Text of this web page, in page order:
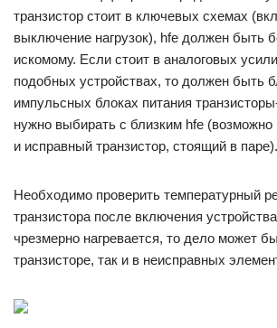
транзистор стоит в ключевых схемах
выключение нагрузок), hfe должен быть
искомому. Если стоит в аналоговых
подобных устройствах, то должен быть
импульсных блоках питания
нужно выбирать с близким hfe (возможно
и исправный транзистор, стоящий в паре).
Необходимо проверить температурный
транзистора после включения
чрезмерно нагревается, то дело может
транзисторе, так и в неисправных